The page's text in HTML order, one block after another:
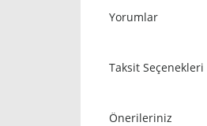
Yorumlar
Taksit Seçenekleri
Önerileriniz